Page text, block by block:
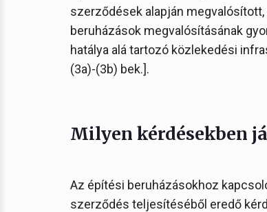
szerződések alapján
beruházások megvalósításának
hatálya alá tartozó közlekedési
(3a)-(3b) bek.].
Milyen kérdésekben
Az építési beruházásokhoz
szerződés teljesítéséből eredő